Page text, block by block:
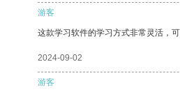
游客
这款学习软件的学习方式非常灵活，
2024-09-02
游客